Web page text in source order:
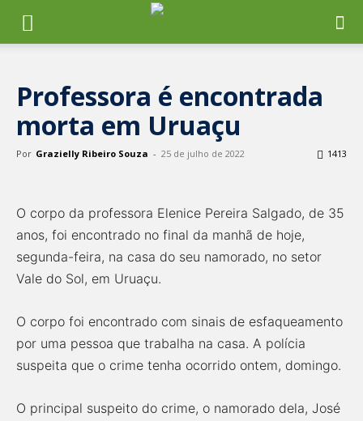
Professora é encontrada
morta em Uruaçu
Por Grazielly Ribeiro Souza - 25 de julho de 2022 1413
O corpo da professora Elenice Pereira Salgado, de 35
anos, foi encontrado no final da manhã de hoje,
segunda-feira, na casa do seu namorado, no setor
Vale do Sol, em Uruaçu.
O corpo foi encontrado com sinais de esfaqueamento
por uma pessoa que trabalha na casa. A polícia
suspeita que o crime tenha ocorrido ontem, domingo.
O principal suspeito do crime, o namorado dela, José